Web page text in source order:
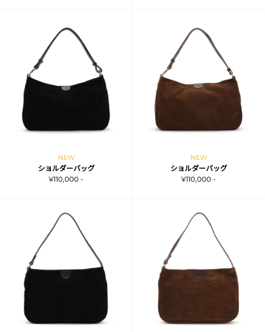
NEW
ショルダーバッグ
¥110,000 -
NEW
ショルダーバッグ
¥110,000 -